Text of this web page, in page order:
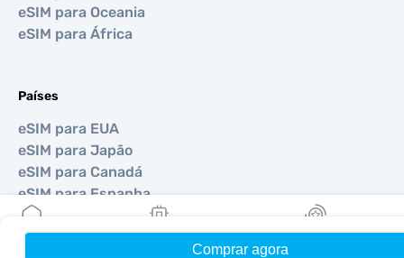
Comprar agora
eSIM para Oceania
eSIM para África
Países
eSIM para EUA
eSIM para Japão
eSIM para Canadá
eSIM para Espanha
eSIM para Itália
eSIM para Reino Unido
Meus eSIMs Recompensas